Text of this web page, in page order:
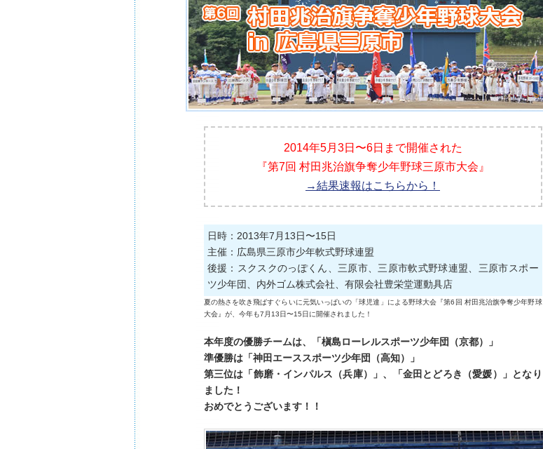
2014年5月3日〜6日まで開催された
『第7回 村田兆治旗争奪少年野球三原市大会』
→結果速報はこちらから！
日時：2013年7月13日〜15日
主催：広島県三原市少年軟式野球連盟
後援：スクスクのっぽくん、三原市、三原市軟式野球連盟、三原市スポー
ツ少年団、内外ゴム株式会社、有限会社豊栄堂運動具店
夏の熱さを吹き飛ばすぐらいに元気いっぱいの「球児達」による野球大会『第6回 村田兆治旗争奪少年野球
大会』が、今年も7月13日〜15日に開催されました！
本年度の優勝チームは、「槇島ローレルスポーツ少年団（京都）」
準優勝は「神田エーススポーツ少年団（高知）」
第三位は「飾磨・インパルス（兵庫）」、「金田とどろき（愛媛）」となり
ました！
おめでとうございます！！